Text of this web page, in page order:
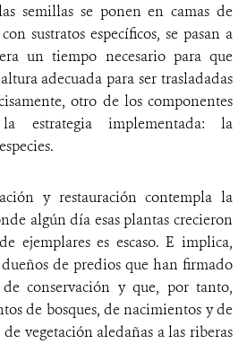
semillas se ponen en camas de
sustratos específicos, se pasan a
un tiempo necesario para que
adecuada para ser trasladadas
otro de los componentes
estrategia implementada: la
y restauración contempla la
algún día esas plantas crecieron
ejemplares es escaso. E implica,
de predios que han firmado
conservación y que, por tanto,
de bosques, de nacimientos y de
vegetación aledañas a las riberas